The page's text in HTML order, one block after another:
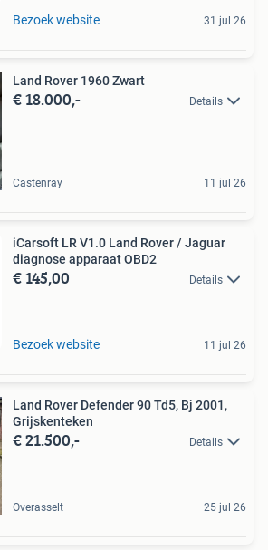
Bezoek website 31 jul 26
Land Rover 1960 Zwart
€ 18.000,- Details
Castenray 11 jul 26
iCarsoft LR V1.0 Land Rover / Jaguar
diagnose apparaat OBD2
€ 145,00 Details
Bezoek website 11 jul 26
Land Rover Defender 90 Td5, Bj 2001,
Grijskenteken
€ 21.500,- Details
Overasselt 25 jul 26